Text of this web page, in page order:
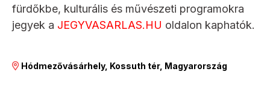
fürdőkbe, kulturális és művészeti programokra
jegyek a JEGYVASARLAS.HU oldalon kaphatók.
Hódmezővásárhely, Kossuth tér, Magyarország